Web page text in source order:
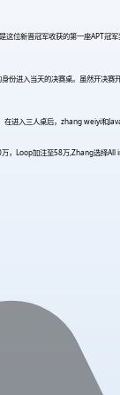
新晋冠军收获的第一座APT
进入当天的决赛桌。虽然开决
进入三人桌后，zhang weiyi和
，Loop加注至58万,Zhang选择All